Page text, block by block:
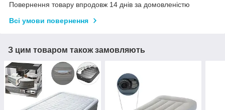
Повернення товару впродовж 14 днів за домовленістю
Всі умови повернення
З цим товаром також замовляють